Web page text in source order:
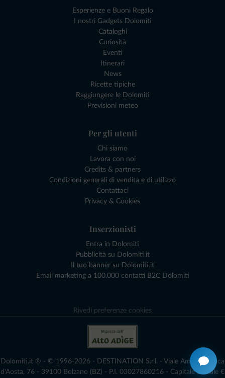
Esperienze e Buoni Regalo
I nostri Gadgets Dolomiti
Cataloghi
Curiosità
Eventi
Itinerari
News
Ricette tipiche
Raggiungere le Dolomiti
Previsioni meteo
Per gli utenti
Chi siamo
Lavora con noi
Credits & partners
Condizioni generali di vendita e di utilizzo
Contattaci
Privacy & Cookies
Inserzionisti
Entra in Dolomiti
Pubblicità su Dolomiti.it
Il tuo banner su Dolomiti.it
Email marketing a 100.000 contatti B2C Dolomiti
Rivedi preferenze cookies
Dolomiti.it ® - © 1996-2026 - DESTINATION S.r.l. - Viale Amedeo Duca
d'Aosta, 76 - 39100 Bolzano (BZ) - P.I. 03027860216 - Capitale Sociale €